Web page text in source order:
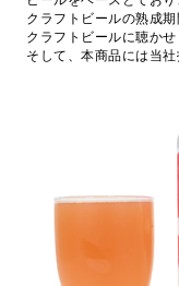
クラフトビールの熟成
クラフトビールに聴かせ
そして、本商品には当